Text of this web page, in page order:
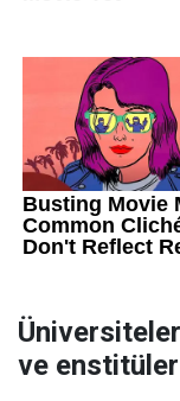
ve enstitüler